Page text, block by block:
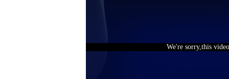
We're sorry,this